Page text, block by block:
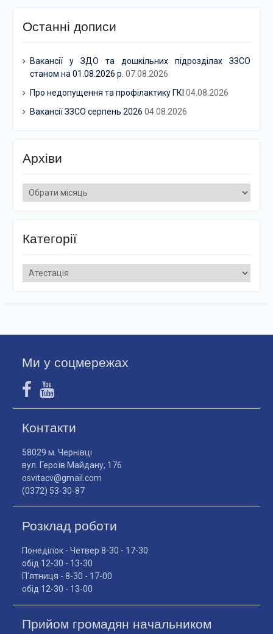
Останні дописи
Вакансії у ЗДО та дошкільних підрозділах ЗЗСО
станом на 01.08.2026 р. 07.08.2026
Про недопущення та профілактику ГКІ 04.08.2026
Вакансії ЗЗСО серпень 2026 04.08.2026
Архіви
Архіви
Категорії
Категорії
Ми у соцмережах
Контакти
58029 м. Чернівці
вул. Героїв Майдану, 176
osvitacv@gmail.com
(0372) 53-30-87
Розклад роботи
Понеділок - Четвер 8-30 - 17-30
обід 12-30 - 13-30
П'ятниця - 8-30 - 17-00
обід 12-30 - 13-00
Прийом громадян начальником